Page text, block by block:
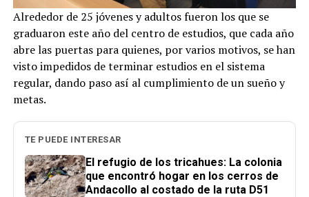
Alrededor de 25 jóvenes y adultos fueron los que se
graduaron este año del centro de estudios, que cada año
abre las puertas para quienes, por varios motivos, se han
visto impedidos de terminar estudios en el sistema
regular, dando paso así al cumplimiento de un sueño y
metas.
TE PUEDE INTERESAR
El refugio de los tricahues: La colonia
que encontró hogar en los cerros de
Andacollo al costado de la ruta D51